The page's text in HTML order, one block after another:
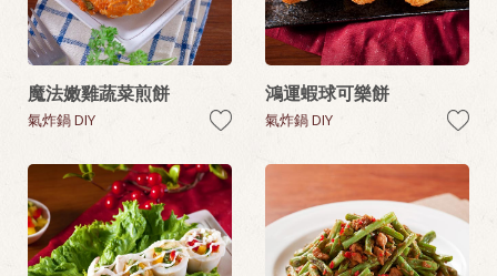
魔法嫩雞蔬菜煎餅
氣炸鍋 DIY
鴻運蝦球可樂餅
氣炸鍋 DIY